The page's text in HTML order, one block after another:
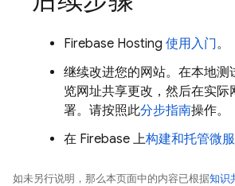
Firebase Hosting 使用入门。
继续改进您的网站。在本地测
览网址共享更改，然后在实际
署。请按照此分步指南操作。
在 Firebase 上构建和托管微
如未另行说明，那么本页面中的内容已根据知识